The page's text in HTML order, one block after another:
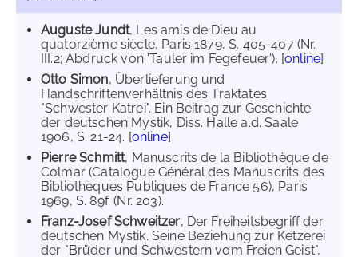
Auguste Jundt, Les amis de Dieu au
quatorzième siècle, Paris 1879, S. 405-407 (Nr.
III.2; Abdruck von 'Tauler im Fegefeuer'). [online]
Otto Simon, Überlieferung und
Handschriftenverhältnis des Traktates
"Schwester Katrei". Ein Beitrag zur Geschichte
der deutschen Mystik, Diss. Halle a.d. Saale
1906, S. 21-24. [online]
Pierre Schmitt, Manuscrits de la Bibliothèque de
Colmar (Catalogue Général des Manuscrits des
Bibliothèques Publiques de France 56), Paris
1969, S. 89f. (Nr. 203).
Franz-Josef Schweitzer, Der Freiheitsbegriff der
deutschen Mystik. Seine Beziehung zur Ketzerei
der "Brüder und Schwestern vom Freien Geist",